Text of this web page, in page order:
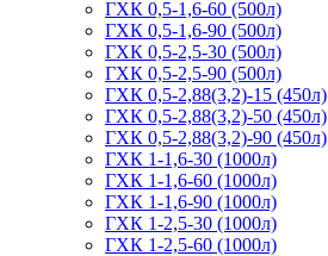
ГХК 0,5-1,6-60 (500л)
ГХК 0,5-1,6-90 (500л)
ГХК 0,5-2,5-30 (500л)
ГХК 0,5-2,5-90 (500л)
ГХК 0,5-2,88(3,2)-15 (450л)
ГХК 0,5-2,88(3,2)-50 (450л)
ГХК 0,5-2,88(3,2)-90 (450л)
ГХК 1-1,6-30 (1000л)
ГХК 1-1,6-60 (1000л)
ГХК 1-1,6-90 (1000л)
ГХК 1-2,5-30 (1000л)
ГХК 1-2,5-60 (1000л)